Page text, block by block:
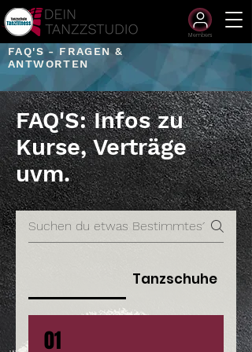
Members
FAQ'S - FRAGEN &
ANTWORTEN
FAQ'S: Infos zu
Kurse, Verträge
uvm.
Tanzschuhe
01